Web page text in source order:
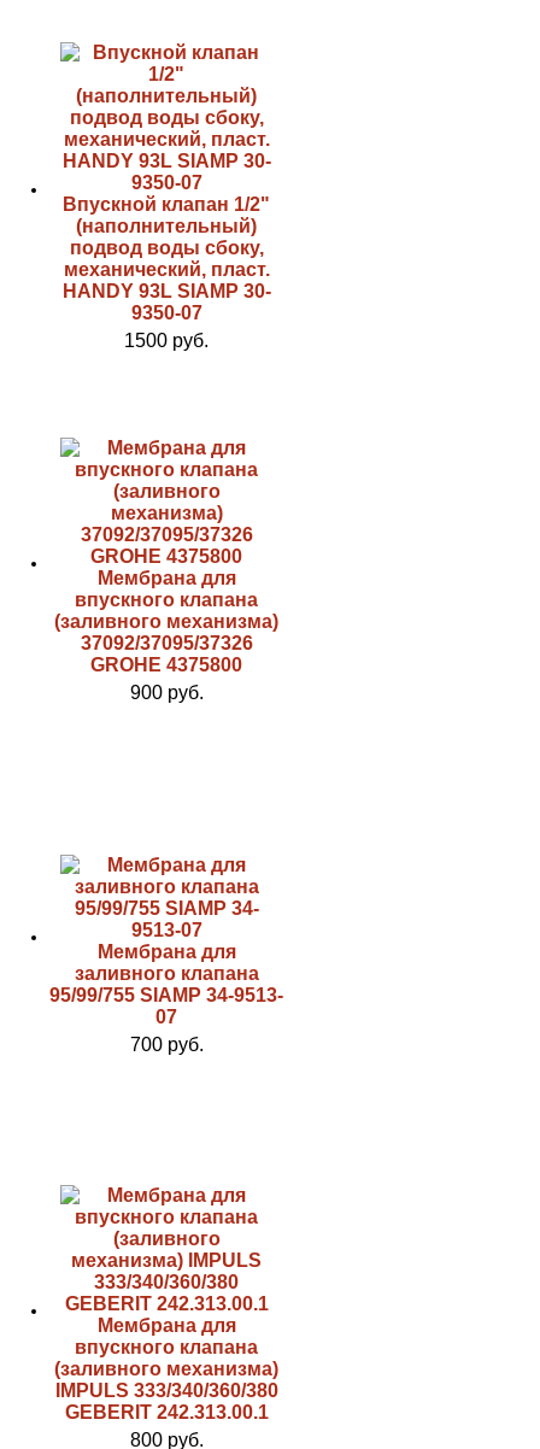
Впускной клапан 1/2"
(наполнительный)
подвод воды сбоку,
механический, пласт.
HANDY 93L SIAMP 30-
9350-07
1500 руб.
Мембрана для
впускного клапана
(заливного механизма)
37092/37095/37326
GROHE 4375800
900 руб.
Мембрана для
заливного клапана
95/99/755 SIAMP 34-9513-
07
700 руб.
Мембрана для
впускного клапана
(заливного механизма)
IMPULS 333/340/360/380
GEBERIT 242.313.00.1
800 руб.